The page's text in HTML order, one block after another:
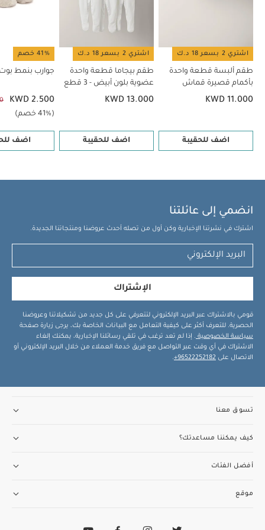
اشتري 2 بسعر 18 د.ك
طقم ألبسة قطعة واحدة
بأكمام قصيرة قماش
عضوي بلون أبيض - 5 قطع
KWD 11.000
اضف للحقيبة
اشتري 2 بسعر 18 د.ك
طقم بيجاما قطعة واحدة
عضوية بلون أبيض - 3 قطع
KWD 13.000
اضف للحقيبة
41% خصم
جوارب بنمط
KWD 2.500
(41% خصم)
اضف
انضمي إلى عائلتنا
اشترك في نشرتنا الإخبارية وكن أول من تصله أحدث عروضنا ومنتجاتنا الجديدة.
الإشتراك
قومي بالاشتراك عبر البريد الإلكتروني لتتعرفي على كل جديد من تشكيلاتنا وعروضنا
الحصرية. للتعرف أكثر على كيفية التعامل مع البيانات الخاصة بك، يرجى زيارة صفحة
سياسة الخصوصية . إذا لم تعد ترغب في تلقي رسائلنا الإخبارية، يمكنك إلغاء
الاشتراك في أي وقت عبر التواصل مع فريق خدمة العملاء من خلال البريد الإلكتروني أو
الاتصال على 96522252182+
.
تسوق معنا
كيف يمكننا مساعدتك؟
أفضل الفئات
موقع